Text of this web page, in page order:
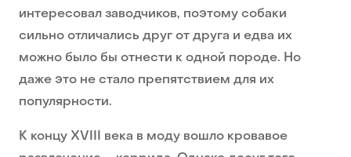
интересовал заводчиков, поэтому собаки
сильно отличались друг от друга и едва их
можно было бы отнести к одной породе. Но
даже это не стало препятствием для их
популярности.
К концу XVIII века в моду вошло кровавое